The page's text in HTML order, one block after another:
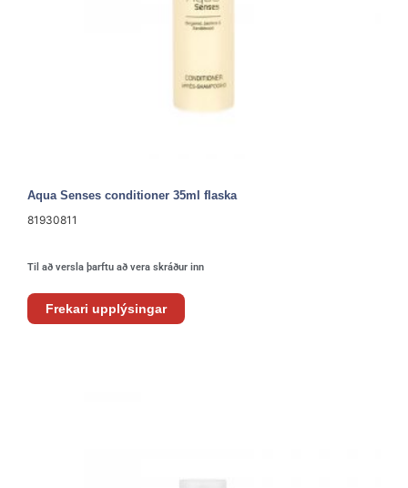
Aqua Senses conditioner 35ml flaska
81930811
Til að versla þarftu að vera skráður inn
Frekari upplýsingar